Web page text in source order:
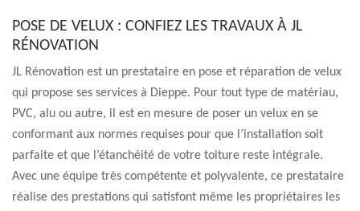
POSE DE VELUX : CONFIEZ LES TRAVAUX À JL
RÉNOVATION
JL Rénovation est un prestataire en pose et réparation de velux
qui propose ses services à Dieppe. Pour tout type de matériau,
PVC, alu ou autre, il est en mesure de poser un velux en se
conformant aux normes requises pour que l’installation soit
parfaite et que l’étanchéité de votre toiture reste intégrale.
Avec une équipe très compétente et polyvalente, ce prestataire
réalise des prestations qui satisfont même les propriétaires les